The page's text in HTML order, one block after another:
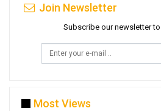
Join Newsletter
Subscribe our newsletter
Most Views